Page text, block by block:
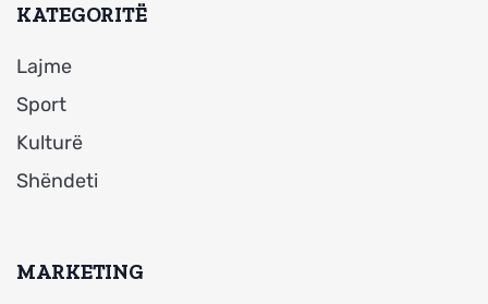
KATEGORITË
Lajme
Sport
Kulturë
Shëndeti
MARKETING